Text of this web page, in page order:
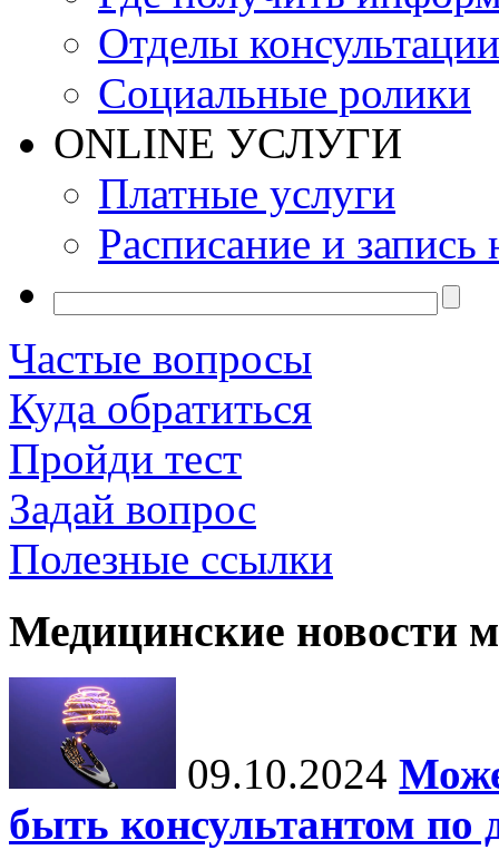
Отделы консультации
Социальные ролики
ONLINE УСЛУГИ
Платные услуги
Расписание и запись
Частые вопросы
Куда обратиться
Пройди тест
Задай вопрос
Полезные ссылки
Медицинские новости
09.10.2024
быть консультантом по